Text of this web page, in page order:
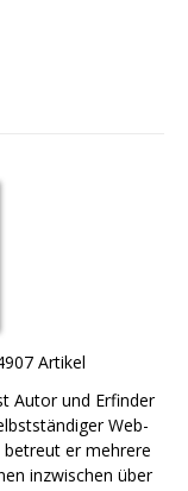
Artikel
Autor und Erfinder
Web-
betreut er mehrere
inzwischen über